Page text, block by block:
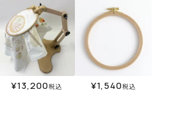
¥13,200税込 ¥1,540税込